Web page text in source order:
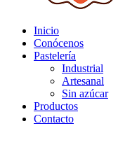
Inicio
Conócenos
Pastelería
Industrial
Artesanal
Sin azúcar
Productos
Contacto